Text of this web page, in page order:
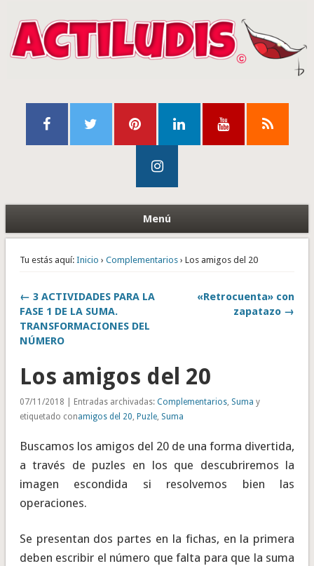
Menú
Tu estás aquí: Inicio › Complementarios› Los amigos del 20
← 3 ACTIVIDADES PARA LA
FASE 1 DE LA SUMA.
TRANSFORMACIONES DEL
NÚMERO
«Retrocuenta» con
zapatazo →
Los amigos del 20
07/11/2018 | Entradas archivadas: Complementarios, Suma y
etiquetado conamigos del 20, Puzle, Suma
Buscamos los amigos del 20 de una forma divertida,
a través de puzles en los que descubriremos la
imagen escondida si resolvemos bien las
operaciones.
Se presentan dos partes en la fichas, en la primera
deben escribir el número que falta para que la suma